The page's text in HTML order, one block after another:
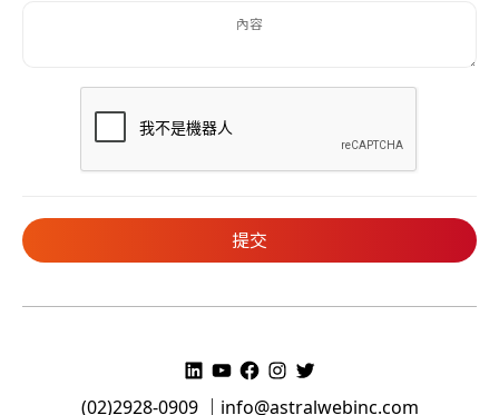
(02)2928-0909 ｜ info@astralwebinc.com